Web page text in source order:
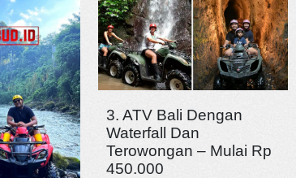
3. ATV Bali Dengan
Waterfall Dan
Terowongan – Mulai Rp
450.000